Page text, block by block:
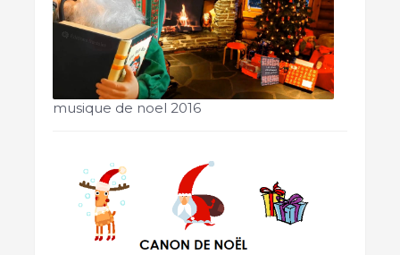
musique de noel 2016